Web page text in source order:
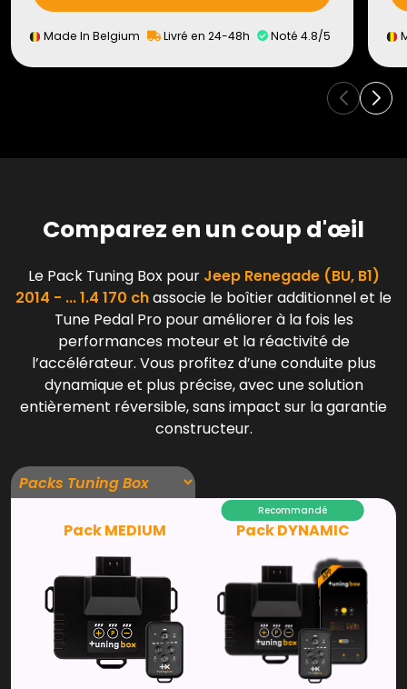
Made In Belgium Livré en 24-48h Noté 4.8/5
Comparez en un coup d'œil
Le Pack Tuning Box pour Jeep Renegade (BU, B1)
2014 - ... 1.4 170 chassocie le boîtier additionnel et le
Tune Pedal Pro pour améliorer à la fois les
performances moteur et la réactivité de
l’accélérateur. Vous profitez d’une conduite plus
dynamique et plus précise, avec une solution
entièrement réversible, sans impact sur la garantie
constructeur.
Pack MEDIUM
Recommandé
Pack DYNAMIC